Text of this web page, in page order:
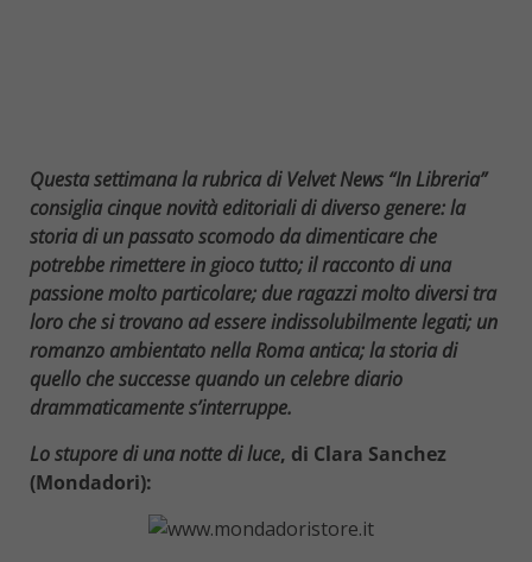
Questa settimana la rubrica di Velvet News “In Libreria”
consiglia cinque novità editoriali di diverso genere: la
storia di un passato scomodo da dimenticare che
potrebbe rimettere in gioco tutto; il racconto di una
passione molto particolare; due ragazzi molto diversi tra
loro che si trovano ad essere indissolubilmente legati; un
romanzo ambientato nella Roma antica; la storia di
quello che successe quando un celebre diario
drammaticamente s’interruppe.
Lo stupore di una notte di luce, di Clara Sanchez
(Mondadori):